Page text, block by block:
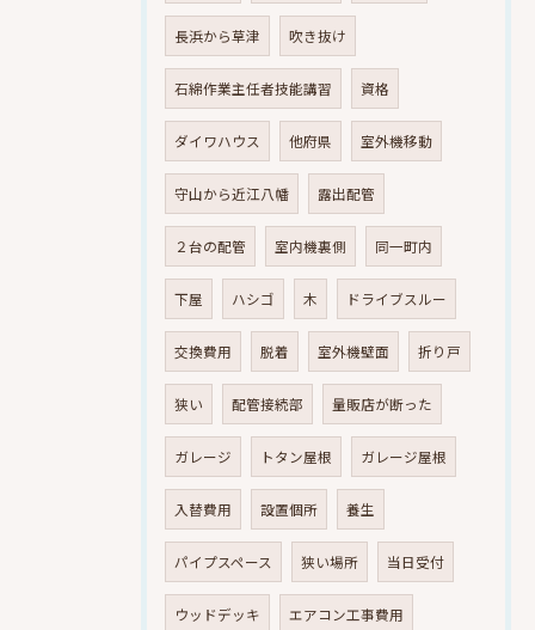
長浜から草津 吹き抜け
石綿作業主任者技能講習 資格
ダイワハウス 他府県 室外機移動
守山から近江八幡 露出配管
２台の配管 室内機裏側 同一町内
下屋 ハシゴ 木 ドライブスルー
交換費用 脱着 室外機壁面 折り戸
狭い 配管接続部 量販店が断った
ガレージ トタン屋根 ガレージ屋根
入替費用 設置個所 養生
パイプスペース 狭い場所 当日受付
ウッドデッキ エアコン工事費用